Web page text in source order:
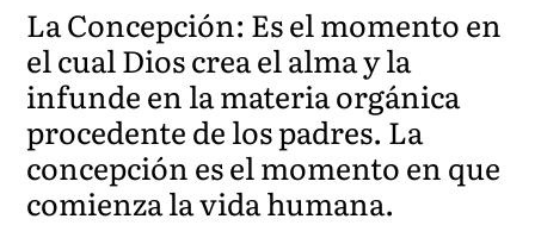
La Concepción: Es el momento en
el cual Dios crea el alma y la
infunde en la materia orgánica
procedente de los padres. La
concepción es el momento en que
comienza la vida humana.